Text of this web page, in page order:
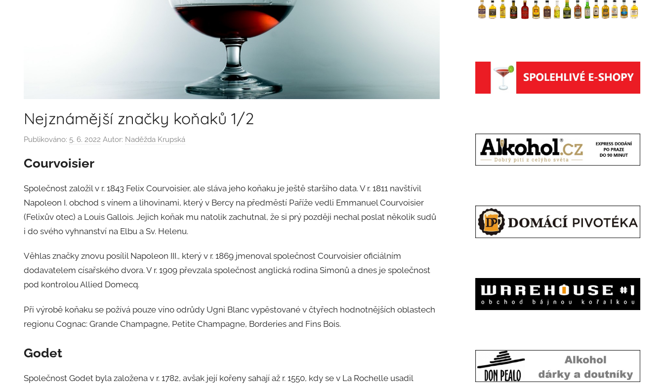
Nejznámější značky koňaků 1/2
Publikováno: 5. 6. 2022 Autor: Naděžda Krupská
Courvoisier
Společnost založil v r. 1843 Felix Courvoisier, ale sláva jeho koňaku je ještě staršího data. V r. 1811 navštívil
Napoleon I. obchod s vínem a lihovinami, který v Bercy na předměstí Paříže vedli Emmanuel Courvoisier
(Felixův otec) a Louis Gallois. Jejich koňak mu natolik zachutnal, že si prý později nechal poslat několik sudů
i do svého vyhnanství na Elbu a Sv. Helenu.
Věhlas značky znovu posílil Napoleon III., který v r. 1869 jmenoval společnost Courvoisier oficiálním
dodavatelem císařského dvora. V r. 1909 převzala společnost anglická rodina Simonů a dnes je společnost
pod kontrolou Allied Domecq.
Při výrobě koňaku se požívá pouze víno odrůdy Ugni Blanc vypěstované v čtyřech hodnotnějších oblastech
regionu Cognac: Grande Champagne, Petite Champagne, Borderies and Fins Bois.
Godet
Společnost Godet byla založena v r. 1782, avšak její kořeny sahají až r. 1550, kdy se v La Rochelle usadil